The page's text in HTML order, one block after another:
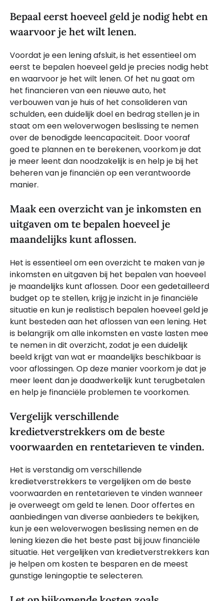
Bepaal eerst hoeveel geld je nodig hebt en
waarvoor je het wilt lenen.
Voordat je een lening afsluit, is het essentieel om
eerst te bepalen hoeveel geld je precies nodig hebt
en waarvoor je het wilt lenen. Of het nu gaat om
het financieren van een nieuwe auto, het
verbouwen van je huis of het consolideren van
schulden, een duidelijk doel en bedrag stellen je in
staat om een weloverwogen beslissing te nemen
over de benodigde leencapaciteit. Door vooraf
goed te plannen en te berekenen, voorkom je dat
je meer leent dan noodzakelijk is en help je bij het
beheren van je financiën op een verantwoorde
manier.
Maak een overzicht van je inkomsten en
uitgaven om te bepalen hoeveel je
maandelijks kunt aflossen.
Het is essentieel om een overzicht te maken van je
inkomsten en uitgaven bij het bepalen van hoeveel
je maandelijks kunt aflossen. Door een gedetailleerd
budget op te stellen, krijg je inzicht in je financiële
situatie en kun je realistisch bepalen hoeveel geld je
kunt besteden aan het aflossen van een lening. Het
is belangrijk om alle inkomsten en vaste lasten mee
te nemen in dit overzicht, zodat je een duidelijk
beeld krijgt van wat er maandelijks beschikbaar is
voor aflossingen. Op deze manier voorkom je dat je
meer leent dan je daadwerkelijk kunt terugbetalen
en help je financiële problemen te voorkomen.
Vergelijk verschillende
kredietverstrekkers om de beste
voorwaarden en rentetarieven te vinden.
Het is verstandig om verschillende
kredietverstrekkers te vergelijken om de beste
voorwaarden en rentetarieven te vinden wanneer
je overweegt om geld te lenen. Door offertes en
aanbiedingen van diverse aanbieders te bekijken,
kun je een weloverwogen beslissing nemen en de
lening kiezen die het beste past bij jouw financiële
situatie. Het vergelijken van kredietverstrekkers kan
je helpen om kosten te besparen en de meest
gunstige leningoptie te selecteren.